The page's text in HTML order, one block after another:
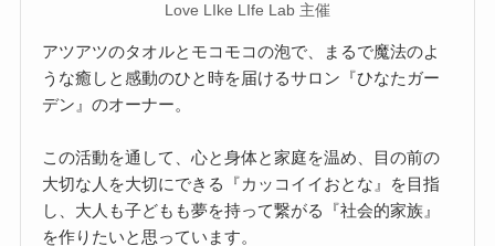
Love LIke LIfe Lab 主催
アツアツのタオルとモコモコの泡で、まるで魔法のよ
うな癒しと感動のひと時を届けるサロン『ひなたガー
デン』のオーナー。
この活動を通して、心と身体と家庭を温め、目の前の
大切な人を大切にできる『カッコイイおとな』を目指
し、大人も子どもも夢を持って繋がる『社会的家族』
を作りたいと思っています。